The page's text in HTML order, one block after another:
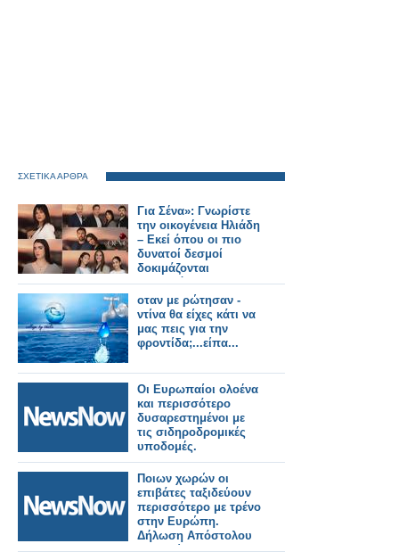
ΣΧΕΤΙΚΑ ΑΡΘΡΑ
Για Σένα»: Γνωρίστε
την οικογένεια Ηλιάδη
– Εκεί όπου οι πιο
δυνατοί δεσμοί
δοκιμάζονται
περισσότερο !
οταν με ρώτησαν -
ντίνα θα είχες κάτι να
μας πεις για την
φροντίδα;...είπα...
Οι Ευρωπαίοι ολοένα
και περισσότερο
δυσαρεστημένοι με
τις σιδηροδρομικές
υποδομές.
Ποιων χωρών οι
επιβάτες ταξιδεύουν
περισσότερο με τρένο
στην Ευρώπη.
Δήλωση Απόστολου
Τζιτζικώστα.